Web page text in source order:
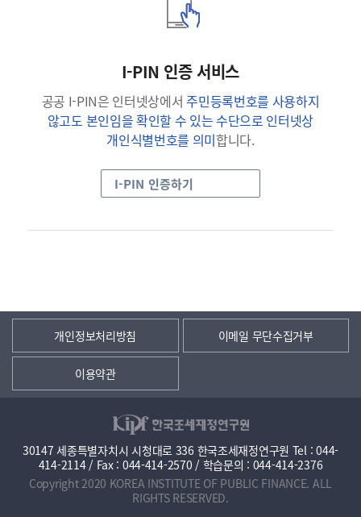
I-PIN 인증 서비스
공공 I-PIN은 인터넷상에서주민등록번호를 사용하지
않고도 본인임을 확인할 수 있는 수단으로 인터넷상
개인식별번호를 의미합니다.
I-PIN 인증하기
개인정보처리방침 이메일 무단수집거부
이용약관
30147 세종특별자치시 시청대로 336 한국조세재정연구원 Tel : 044-
414-2114 / Fax : 044-414-2570 / 학습문의 : 044-414-2376
Copyright 2020 KOREA INSTITUTE OF PUBLIC FINANCE. ALL
RIGHTS RESERVED.